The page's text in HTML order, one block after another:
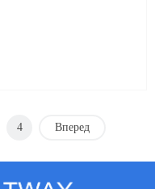
4 Вперед